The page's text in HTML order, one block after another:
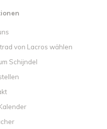
von Lacros wählen
Schijndel